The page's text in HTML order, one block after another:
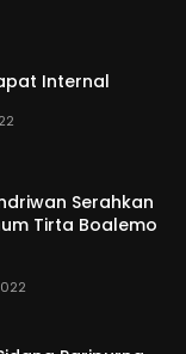
Internal
Serahkan
Tirta Boalemo